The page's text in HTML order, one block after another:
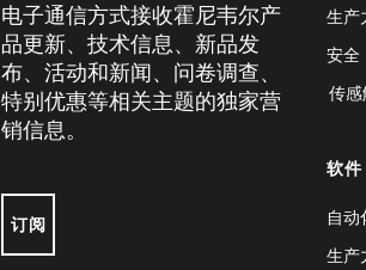
电子通信方式接收霍尼韦尔产
品更新、技术信息、新品发
布、活动和新闻、问卷调查、
特别优惠等相关主题的独家营
销信息。
订阅
生产
安全
传感
软件
自动
生产